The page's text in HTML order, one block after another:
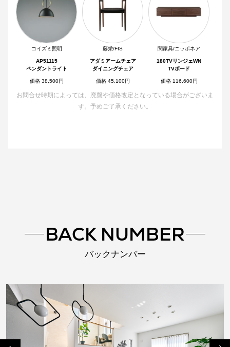
コイズミ照明
AP51115
ペンダントライト
価格 38,500円
藤栄/FIS
アダミアームチェア
ダイニングチェア
価格 45,100円
関家具/ニッポネア
180TVリンジェWN
TVボード
価格 116,600円
お問合せ時期によっては、廃盤や価格改定となっている場合がございま
す。予めご了承ください。
BACK NUMBER
バックナンバー